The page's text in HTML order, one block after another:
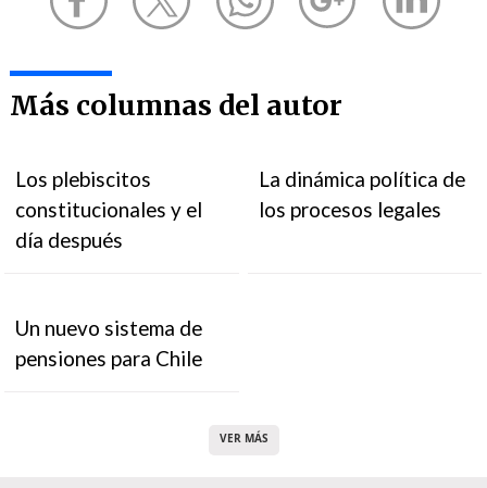
Más columnas del autor
Los plebiscitos
constitucionales y el
día después
La dinámica política de
los procesos legales
Un nuevo sistema de
pensiones para Chile
VER MÁS